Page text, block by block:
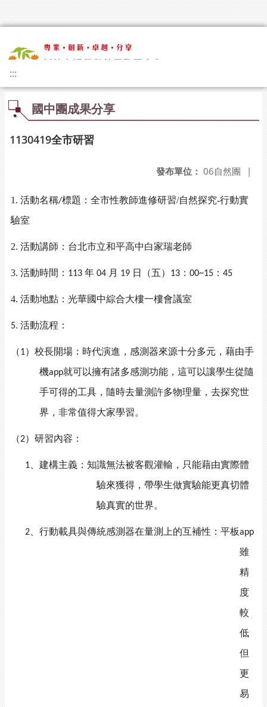
:::
國中團成果分享
1130419全市研習
發布單位： 06自然團 |
1. 活動名稱/標題 ：全市性教師進修研習/自然探究-行動實
驗室
2. 活動講師：台北市立和平高中白家瑞老師
3. 活動時間 ： 113 年 04 月 19 日（五） 13 ： 00~15 ： 45
4. 活動地點 ： 光華國中綜合大樓一樓會議室
5. 活動流程：
（1）校長開場：時代演進，感測器來源十分多元，藉由手
機app就可以擁有諸多感測功能，這可以讓學生從隨
手可得的工具，隨時去量測許多物理量，去探究世
界，非常值得大家學習。
（2）研習內容：
1 、建構主義：知識無法被客觀灌輸，只能藉由實際體
驗來獲得，帶學生做實驗能更真切體
驗真實的世界。
2 、行動載具與傳統感測器在量測上的互補性：平板app
雖
精
度
較
低
但
更
易